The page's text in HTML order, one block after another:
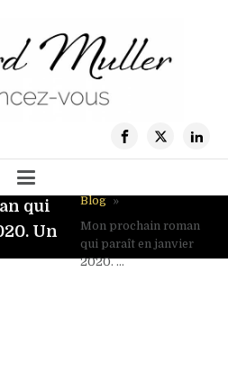
qui
Un
Blog »
Mon prochain roman
qui paraît en janvier
2020. ...